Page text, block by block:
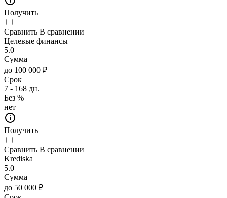
Получить
Сравнить В сравнении
Целевые финансы
5.0
Сумма
до 100 000 ₽
Срок
7 - 168 дн.
Без %
нет
Получить
Сравнить В сравнении
Krediska
5.0
Сумма
до 50 000 ₽